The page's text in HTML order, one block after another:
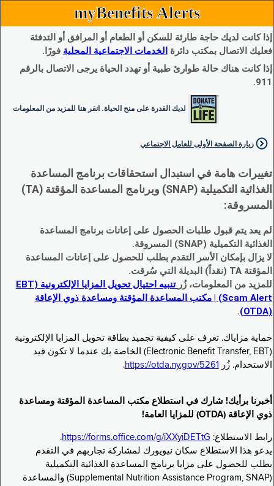
myBenefits Alerts
إذا كانت لديك حاجة طارئة للسكن أو الطعام أو المرافق أو التدفئة
فعليك الاتصال بمكتب دائرة الخدمات الاجتماعية المحلية فورًا.
إذا كانت هناك حالة طوارئ طبية أو تهدد الحياة يرجى الاتصال بالرقم
911.
لديك القدرة على منح الحياة. انقر هنا للمزيد من المعلومات
زيارة الصفحة الأولى للعامل الاجتماعي
تغييرات هامة في استبدال استحقاقات برنامج المساعدة
الغذائية التكميلية (SNAP) وبرنامج المساعدة المؤقتة (TA)
المسروقة:
لم يعد يتم قبول طلبات الحصول على إعانات برنامج المساعدة
الغذائية التكميلية (SNAP) المسروقة.
لا يزال بإمكان الأسر التقدم بطلب للحصول على إعانات المساعدة
المؤقتة TA (نقداً) البديلة التي سُرقت.
للمزيد من المعلومات، زُر
تنبيه احتيال تحويل المزايا الإلكترونية (EBT
Scam Alert) | مكتب المساعدة المؤقتة ومساعدة ذوي الإعاقة
(OTDA)
.
حماية مزاياك. تعرف على كيفية تجميد بطاقة تحويل المزايا الإلكترونية
(Electronic Benefit Transfer, EBT) الخاصة بك عندما لا تكون قيد
الاستخدام. زُر
https://otda.ny.gov/5261
.
أخبرنا برأيك! شارك في استطلاع مكتب المساعدة المؤقتة ومساعدة
ذوي الإعاقة (OTDA) للمزايا العامة!
رابط الاستطلاع: https://forms.office.com/g/iXXyiDETtG
.
يدعو هذا الاستطلاع سكان نيويورك لمشاركة تجاربهم في التقدم
بطلب للحصول على مزايا برنامج المساعدة الغذائية التكميلية
(Supplemental Nutrition Assistance Program, SNAP) والمساعدة